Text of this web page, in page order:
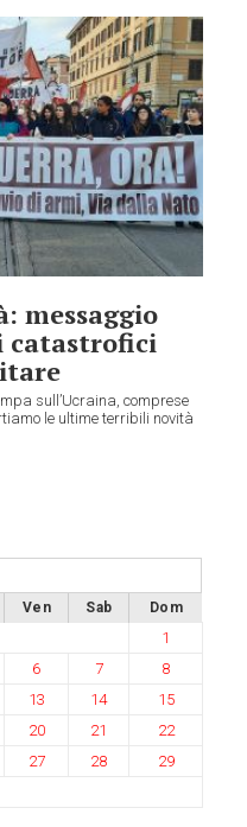
messaggio
catastrofici
sull’Ucraina, comprese
le ultime terribili novità
Ven Sab Dom
1
6 7
8
13 14
15
20 21
22
27 28
29